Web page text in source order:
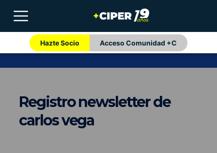
Hazte Socio Acceso Comunidad +C
Registro newsletter de
carlos vega